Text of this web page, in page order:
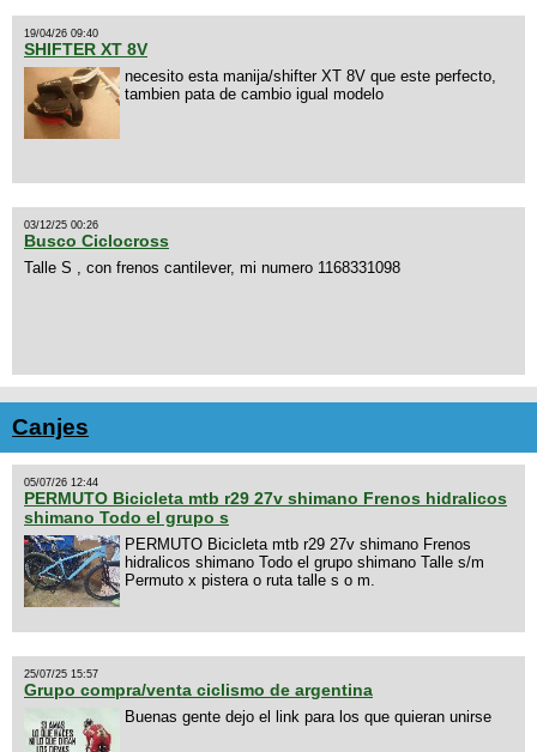
19/04/26 09:40
SHIFTER XT 8V
necesito esta manija/shifter XT 8V que este perfecto,
tambien pata de cambio igual modelo
03/12/25 00:26
Busco Ciclocross
Talle S , con frenos cantilever, mi numero 1168331098
Canjes
05/07/26 12:44
PERMUTO Bicicleta mtb r29 27v shimano Frenos hidralicos
shimano Todo el grupo s
PERMUTO Bicicleta mtb r29 27v shimano Frenos
hidralicos shimano Todo el grupo shimano Talle s/m
Permuto x pistera o ruta talle s o m.
25/07/25 15:57
Grupo compra/venta ciclismo de argentina
Buenas gente dejo el link para los que quieran unirse